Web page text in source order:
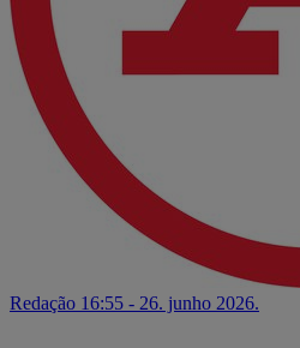
Redação 16:55 - 26. junho 2026.